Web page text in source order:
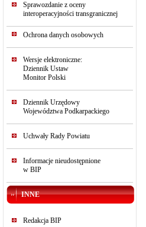
Sprawozdanie z oceny
interoperacyjności transgranicznej
Ochrona danych osobowych
Wersje elektroniczne:
Dziennik Ustaw
Monitor Polski
Dziennik Urzędowy
Województwa Podkarpackiego
Uchwały Rady Powiatu
Informacje nieudostępnione
w BIP
INNE
Redakcja BIP